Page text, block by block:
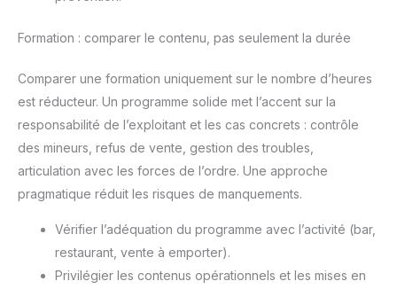
Formation : comparer le contenu, pas seulement la durée
Comparer une formation uniquement sur le nombre d’heures
est réducteur. Un programme solide met l’accent sur la
responsabilité de l’exploitant et les cas concrets : contrôle
des mineurs, refus de vente, gestion des troubles,
articulation avec les forces de l’ordre. Une approche
pragmatique réduit les risques de manquements.
Vérifier l’adéquation du programme avec l’activité (bar,
restaurant, vente à emporter).
Privilégier les contenus opérationnels et les mises en